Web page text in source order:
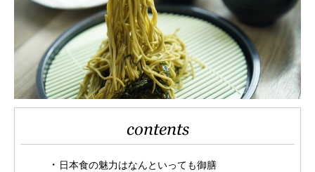
contents
日本食の魅力はなんといっても御膳